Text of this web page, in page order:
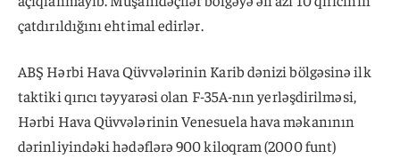
çatdırıldığını ehtimal edirlər.
ABŞ Hərbi Hava Qüvvələrinin Karib dənizi bölgəsinə ilk
taktiki qırıcı təyyarəsi olan F-35A-nın yerləşdirilməsi,
Hərbi Hava Qüvvələrinin Venesuela hava məkanının
dərinliyindəki hədəflərə 900 kiloqram (2000 funt)